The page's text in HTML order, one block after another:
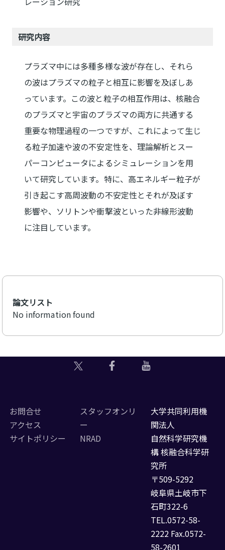
研究内容
プラズマ中には多種多様な波が存在し、それら
の波はプラズマの粒子と相互に影響を及ぼしあ
っています。この波と粒子の相互作用は、核融合
のプラズマと宇宙のプラズマの両方に共通する
重要な物理過程の一つですが、これによって生じ
る粒子加速や波の不安定性を、理論解析とスー
パーコンピュータによるシミュレーションを用
いて研究しています。特に、高エネルギー粒子が
引き起こす高周波動の不安定性とそれが及ぼす
影響や、ソリトンや衝撃波といった非線形波動
に注目しています。
論文リスト
No information found
お問合せ
アクセス
サイトポリシー
スタッフオンリ
ー
NRAD
大学共同利用機
関法人
自然科学研究機
構 核融合科学研
究所
〒509-5292
岐阜県土岐市下
石町322-6
TEL.0572-58-
2222 Fax.0572-
58-2601